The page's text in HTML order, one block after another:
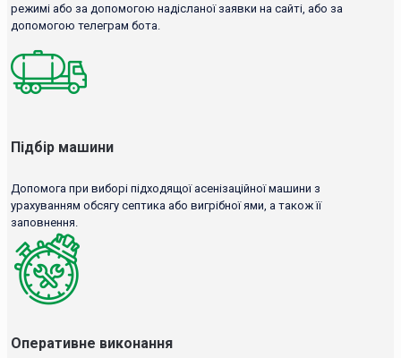
режимі або за допомогою надісланої заявки на сайті, або за
допомогою телеграм бота.
Підбір машини
Допомога при виборі підходящої асенізаційної машини з
урахуванням обсягу септика або вигрібної ями, а також її
заповнення.
Оперативне виконання